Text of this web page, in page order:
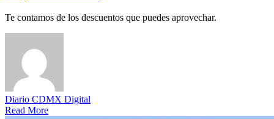
Te contamos de los descuentos que puedes aprovechar.
Diario CDMX Digital
Read More